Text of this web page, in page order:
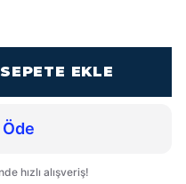
SEPETE EKLE